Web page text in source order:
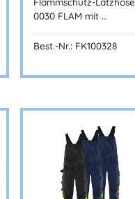
0030 FLAM mit …
Best.-Nr.: FK100328